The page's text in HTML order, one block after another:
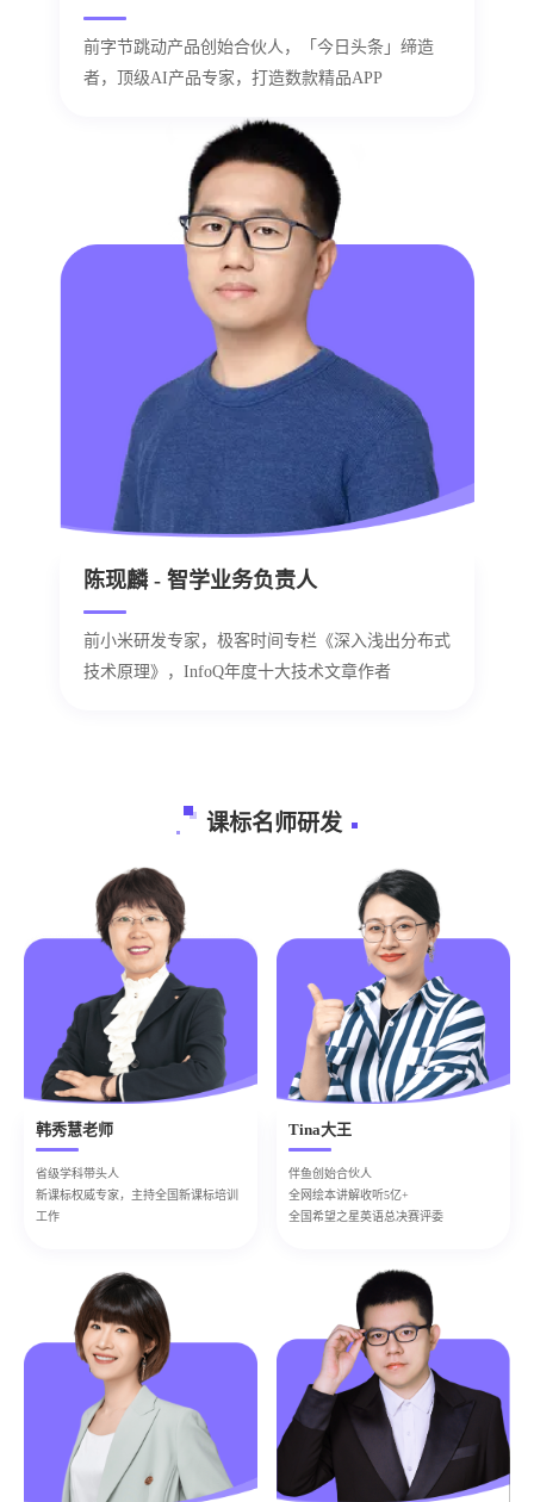
前字节跳动产品创始合伙人，「今日头条」缔造
者，顶级AI产品专家，打造数款精品APP
陈现麟 - 智学业务负责人
前小米研发专家，极客时间专栏《深入浅出分布式
技术原理》，InfoQ年度十大技术文章作者
课标名师研发
韩秀慧老师
省级学科带头人
新课标权威专家，主持全国新课标培训
工作
Tina大王
伴鱼创始合伙人
全网绘本讲解收听5亿+
全国希望之星英语总决赛评委